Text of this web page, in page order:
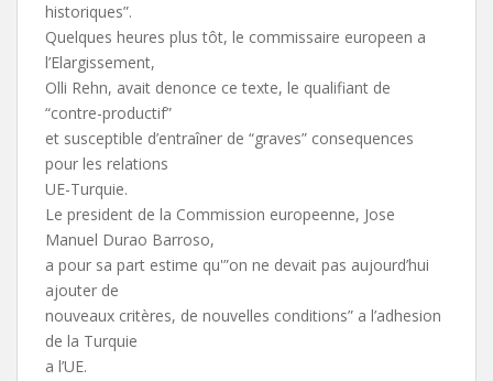
historiques”.
Quelques heures plus tôt, le commissaire europeen a
l’Elargissement,
Olli Rehn, avait denonce ce texte, le qualifiant de
“contre-productif”
et susceptible d’entraîner de “graves” consequences
pour les relations
UE-Turquie.
Le president de la Commission europeenne, Jose
Manuel Durao Barroso,
a pour sa part estime qu'”on ne devait pas aujourd’hui
ajouter de
nouveaux critères, de nouvelles conditions” a l’adhesion
de la Turquie
a l’UE.